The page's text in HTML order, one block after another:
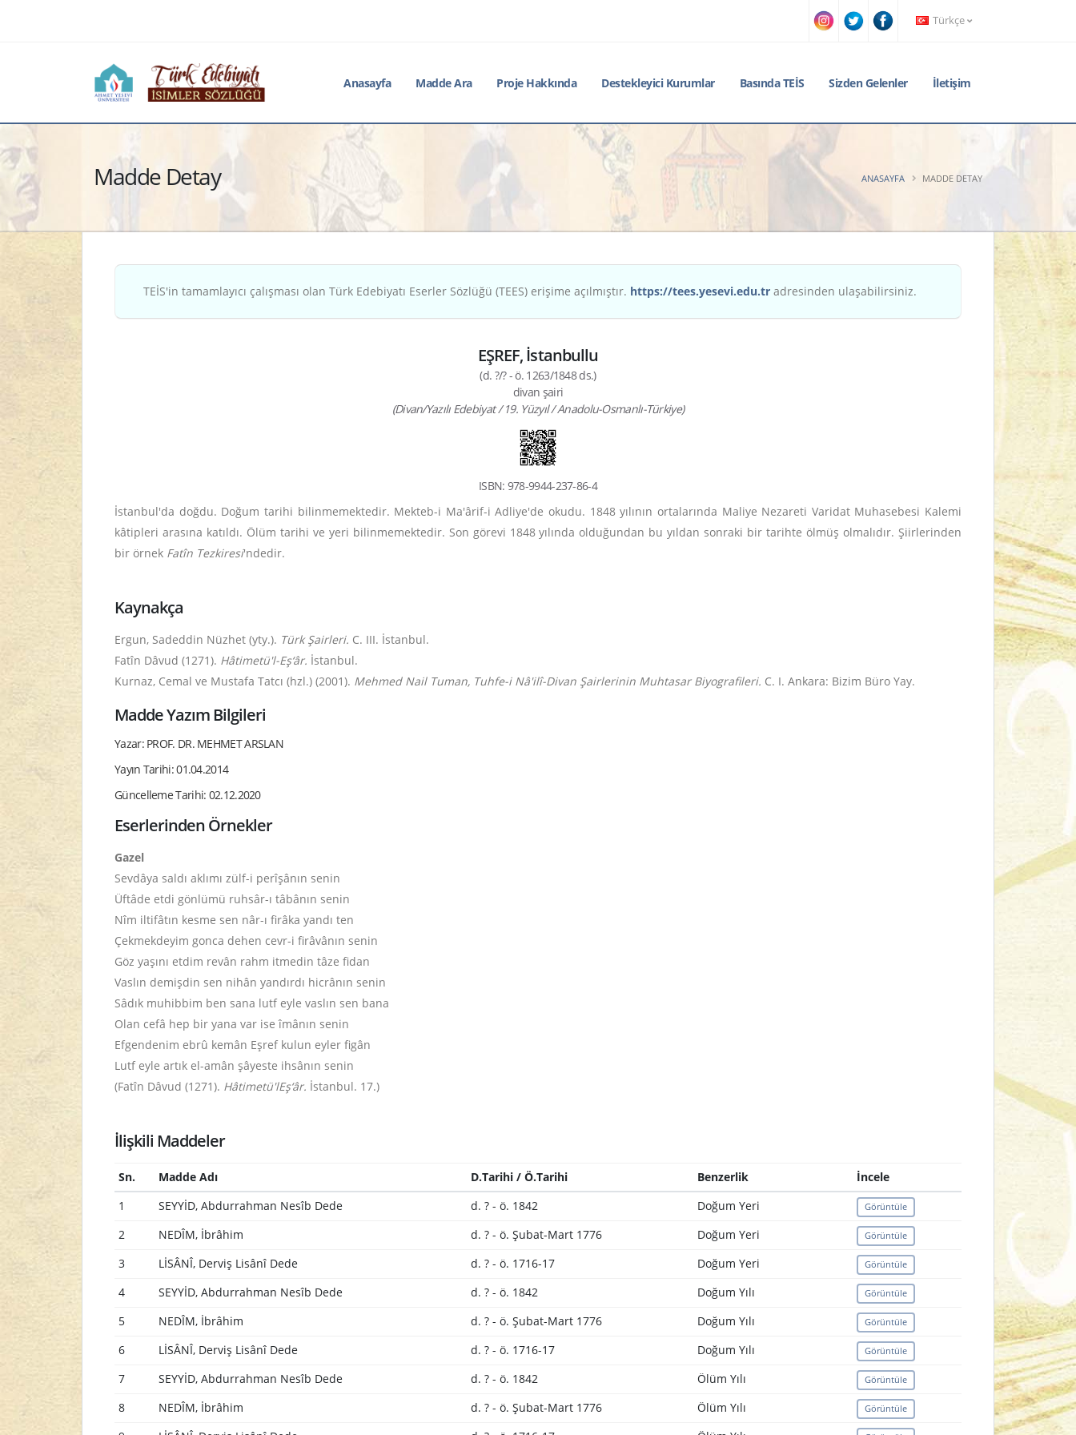
Türkçe
Anasayfa Madde Ara Proje Hakkında Destekleyici Kurumlar Basında TEİS Sizden Gelenler İletişim
Madde Detay ANASAYFA MADDE DETAY
TEİS'in tamamlayıcı çalışması olan Türk Edebiyatı Eserler Sözlüğü (TEES) erişime açılmıştır. https://tees.yesevi.edu.tr adresinden ulaşabilirsiniz.
EŞREF, İstanbullu
(d. ?/? - ö. 1263/1848 ds.)
divan şairi
(Divan/Yazılı Edebiyat / 19. Yüzyıl / Anadolu-Osmanlı-Türkiye)
ISBN: 978-9944-237-86-4
İstanbul'da doğdu. Doğum tarihi bilinmemektedir. Mekteb-i Ma'ârif-i Adliye'de okudu. 1848 yılının ortalarında Maliye Nezareti Varidat Muhasebesi Kalemi
kâtipleri arasına katıldı. Ölüm tarihi ve yeri bilinmemektedir. Son görevi 1848 yılında olduğundan bu yıldan sonraki bir tarihte ölmüş olmalıdır. Şiirlerinden
bir örnek Fatîn Tezkiresi'ndedir.
Kaynakça
Ergun, Sadeddin Nüzhet (yty.). Türk Şairleri. C. III. İstanbul.
Fatîn Dâvud (1271). Hâtimetü'l-Eş‘âr. İstanbul.
Kurnaz, Cemal ve Mustafa Tatcı (hzl.) (2001). Mehmed Nail Tuman, Tuhfe-i Nâ'ilî-Divan Şairlerinin Muhtasar Biyografileri. C. I. Ankara: Bizim Büro Yay.
Madde Yazım Bilgileri
Yazar: PROF. DR. MEHMET ARSLAN
Yayın Tarihi: 01.04.2014
Güncelleme Tarihi: 02.12.2020
Eserlerinden Örnekler
Gazel
Sevdâya saldı aklımı zülf-i perîşânın senin
Üftâde etdi gönlümü ruhsâr-ı tâbânın senin
Nîm iltifâtın kesme sen nâr-ı firâka yandı ten
Çekmekdeyim gonca dehen cevr-i firâvânın senin
Göz yaşını etdim revân rahm itmedin tâze fidan
Vaslın demişdin sen nihân yandırdı hicrânın senin
Sâdık muhibbim ben sana lutf eyle vaslın sen bana
Olan cefâ hep bir yana var ise îmânın senin
Efgendenim ebrû kemân Eşref kulun eyler figân
Lutf eyle artık el-amân şâyeste ihsânın senin
(Fatîn Dâvud (1271). Hâtimetü'lEş‘âr. İstanbul. 17.)
İlişkili Maddeler
Sn. Madde Adı D.Tarihi / Ö.Tarihi Benzerlik
İncele
1
SEYYİD, Abdurrahman Nesîb Dede d. ? - ö. 1842 Doğum Yeri Görüntüle
2 NEDÎM, İbrâhim d. ? - ö. Şubat-Mart 1776 Doğum Yeri Görüntüle
3 LİSÂNÎ, Derviş Lisânî Dede d. ? - ö. 1716-17 Doğum Yeri Görüntüle
4 SEYYİD, Abdurrahman Nesîb Dede d. ? - ö. 1842 Doğum Yılı Görüntüle
5 NEDÎM, İbrâhim d. ? - ö. Şubat-Mart 1776 Doğum Yılı Görüntüle
6 LİSÂNÎ, Derviş Lisânî Dede d. ? - ö. 1716-17 Doğum Yılı Görüntüle
7 SEYYİD, Abdurrahman Nesîb Dede d. ? - ö. 1842 Ölüm Yılı Görüntüle
8 NEDÎM, İbrâhim d. ? - ö. Şubat-Mart 1776 Ölüm Yılı Görüntüle